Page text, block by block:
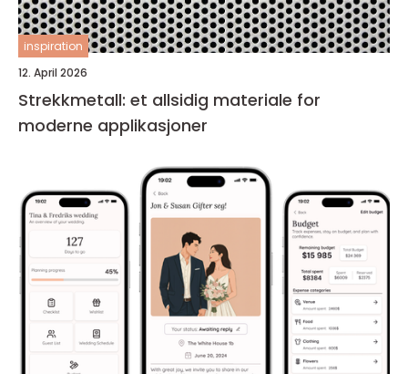
inspiration
12. April 2026
Strekkmetall: et allsidig materiale for
moderne applikasjoner